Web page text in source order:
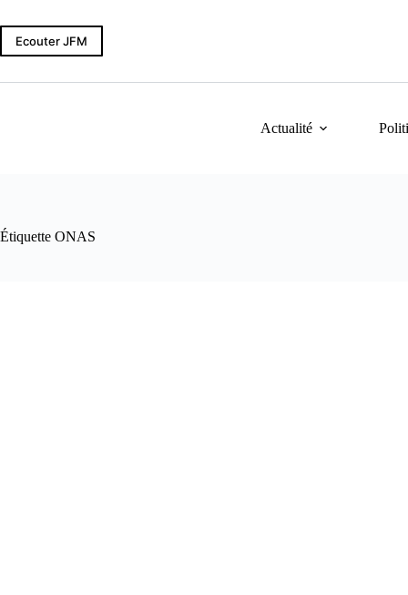
au
contenu
Ecouter JFM
Actualité
Étiquette ONAS